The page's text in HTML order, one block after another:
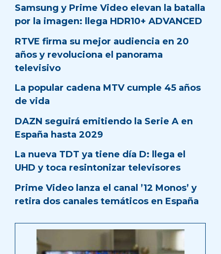
Samsung y Prime Video elevan la batalla
por la imagen: llega HDR10+ ADVANCED
RTVE firma su mejor audiencia en 20
años y revoluciona el panorama
televisivo
La popular cadena MTV cumple 45 años
de vida
DAZN seguirá emitiendo la Serie A en
España hasta 2029
La nueva TDT ya tiene día D: llega el
UHD y toca resintonizar televisores
Prime Video lanza el canal ’12 Monos’ y
retira dos canales temáticos en España